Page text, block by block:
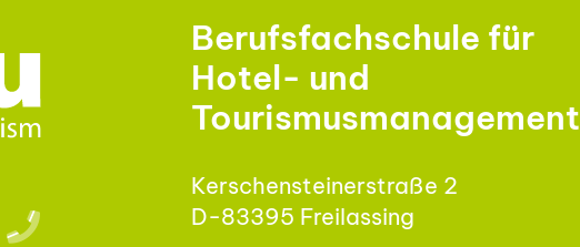
Berufsfachschule für
Hotel- und
Tourismusmanagement
Kerschensteinerstraße 2
D-83395 Freilassing